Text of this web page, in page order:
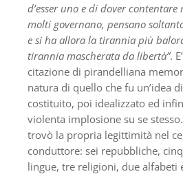
d’esser uno e di dover
molti governano, pensano
e si ha allora la tirannia più
tirannia mascherata da libertà”.
citazione di pirandelliana
natura di quello che fu un’idea
costituito, poi idealizzato ed
violenta implosione su se
trovò la propria legittimità nel
conduttore: sei repubbliche,
lingue, tre religioni, due alfabeti